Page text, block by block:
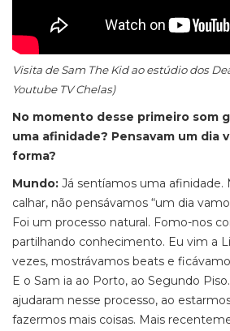
Visita de Sam The Kid ao estúdio dos
Youtube TV Chelas)
No momento desse primeiro som
uma afinidade? Pensavam um dia
forma?
Mundo: Já sentíamos uma afinidade.
calhar, não pensávamos “um dia
Foi um processo natural. Fomo-nos
partilhando conhecimento. Eu vim a
vezes, mostrávamos beats e
E o Sam ia ao Porto, ao Segundo
ajudaram nesse processo, ao
fazermos mais coisas. Mais